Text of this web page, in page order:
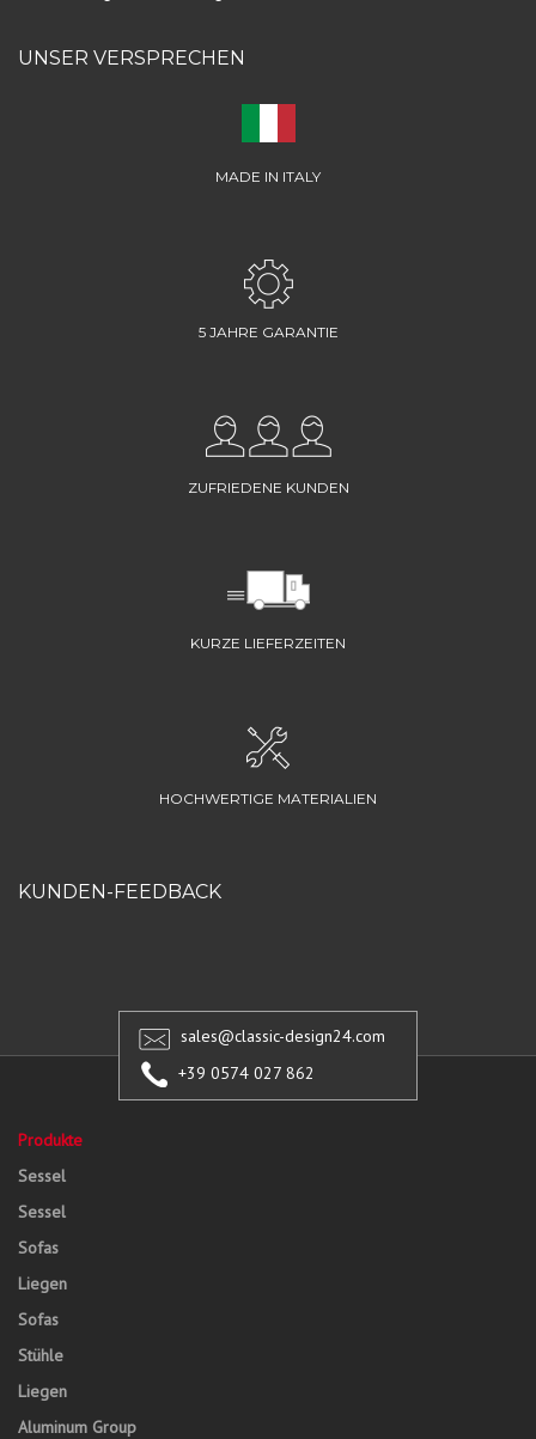
UNSER VERSPRECHEN
MADE IN ITALY
5 JAHRE GARANTIE
ZUFRIEDENE KUNDEN
KURZE LIEFERZEITEN
HOCHWERTIGE MATERIALIEN
KUNDEN-FEEDBACK
sales@classic-design24.com
+39 0574 027 862
Produkte
Sessel
Sessel
Sofas
Liegen
Sofas
Stühle
Liegen
Aluminum Group